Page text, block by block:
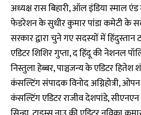
अध्यक्ष रास बिहारी, ऑल इंडिया स्माल
फेडरेशन के सुधीर कुमार पांडा कमेटी के
सरकार द्वारा चुने गए सदस्यों में हिंदुस्तान
एडिटर शिशिर गुप्ता, द हिंदू की नेशनल
निस्तुला हेब्बर, पाञ्चजन्य के एडिटर
कंसल्टिंग संपादक विनोद अग्निहोत्री,
कंसल्टिंग एडिटर राजीव देशपांडे,